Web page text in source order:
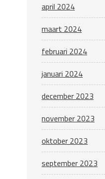
april 2024
maart 2024
februari 2024
januari 2024
december 2023
november 2023
oktober 2023
september 2023